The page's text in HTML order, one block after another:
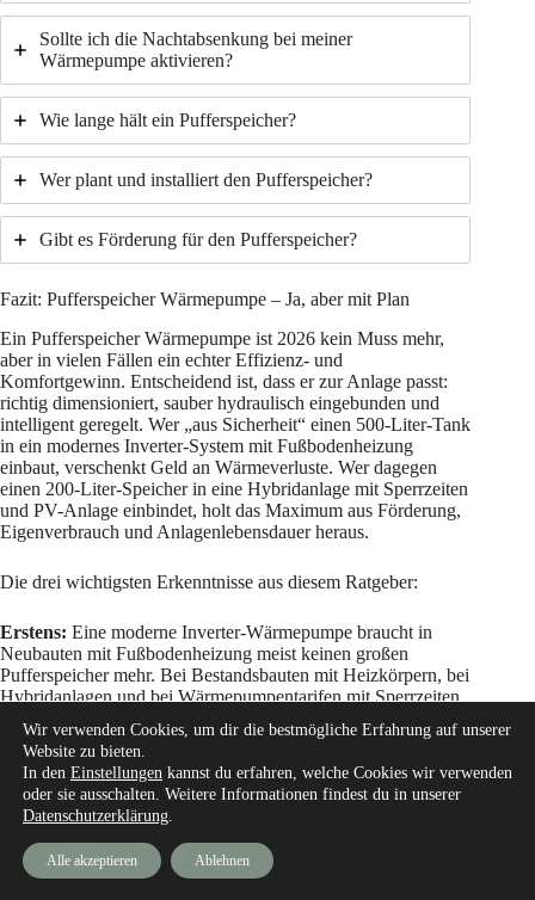
Sollte ich die Nachtabsenkung bei meiner
Wärmepumpe aktivieren?
Wie lange hält ein Pufferspeicher?
Wer plant und installiert den Pufferspeicher?
Gibt es Förderung für den Pufferspeicher?
Fazit: Pufferspeicher Wärmepumpe – Ja, aber mit Plan
Ein Pufferspeicher Wärmepumpe ist 2026 kein Muss mehr,
aber in vielen Fällen ein echter Effizienz- und
Komfortgewinn. Entscheidend ist, dass er zur Anlage passt:
richtig dimensioniert, sauber hydraulisch eingebunden und
intelligent geregelt. Wer „aus Sicherheit“ einen 500-Liter-Tank
in ein modernes Inverter-System mit Fußbodenheizung
einbaut, verschenkt Geld an Wärmeverluste. Wer dagegen
einen 200-Liter-Speicher in eine Hybridanlage mit Sperrzeiten
und PV-Anlage einbindet, holt das Maximum aus Förderung,
Eigenverbrauch und Anlagenlebensdauer heraus.
Die drei wichtigsten Erkenntnisse aus diesem Ratgeber:
Erstens: Eine moderne Inverter-Wärmepumpe braucht in
Neubauten mit Fußbodenheizung meist keinen großen
Pufferspeicher mehr. Bei Bestandsbauten mit Heizkörpern, bei
Hybridanlagen und bei Wärmepumpentarifen mit Sperrzeiten
Zweitens:Die Größe entscheidet über die Effizienz.
Faustformel: 15 bis 30 Liter pro Kilowatt Heizleistung.
Niemals „auf Verdacht“ größer dimensionieren – jeder Liter
Euro an Wärmeverlusten.
Wir verwenden Cookies, um dir die bestmögliche Erfahrung auf unserer
Website zu bieten.
In den Einstellungen kannst du erfahren, welche Cookies wir verwenden
oder sie ausschalten. Weitere Informationen findest du in unserer
Datenschutzerklärung.
Alle akzeptieren Ablehnen